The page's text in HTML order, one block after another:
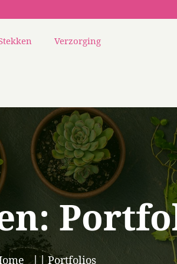
Verzorging
Portfolios